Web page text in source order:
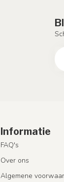
Informatie
FAQ's
Over ons
Algemene